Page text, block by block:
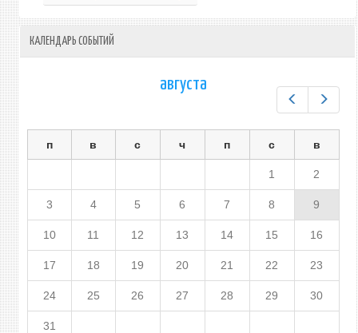
КАЛЕНДАРЬ СОБЫТИЙ
августа
п в с ч п с в
1 2
3 4 5 6 7 8 9
10 11 12 13 14 15 16
17 18 19 20 21 22 23
24 25 26 27 28 29 30
31